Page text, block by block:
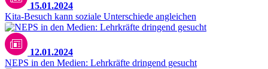
15.01.2024
Kita-Besuch kann soziale Unterschiede angleichen
12.01.2024
NEPS in den Medien: Lehrkräfte dringend gesucht